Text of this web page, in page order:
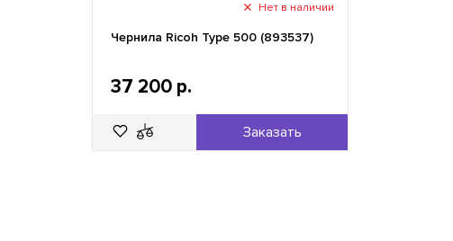
Нет в наличии
Чернила Ricoh Type 500 (893537)
37 200 р.
Заказать